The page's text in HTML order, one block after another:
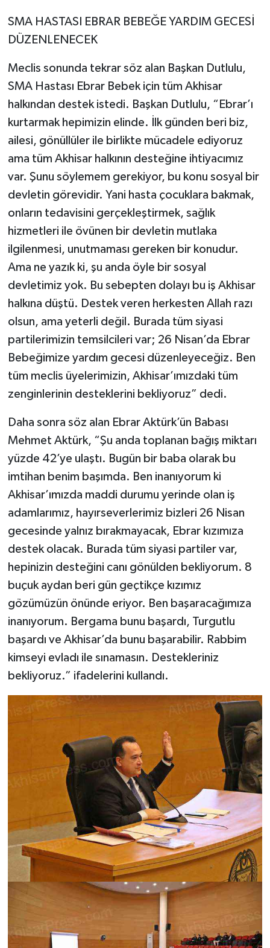
SMA HASTASI EBRAR BEBEĞE YARDIM GECESİ
DÜZENLENECEK
Meclis sonunda tekrar söz alan Başkan Dutlulu,
SMA Hastası Ebrar Bebek için tüm Akhisar
halkından destek istedi. Başkan Dutlulu, “Ebrar’ı
kurtarmak hepimizin elinde. İlk günden beri biz,
ailesi, gönüllüler ile birlikte mücadele ediyoruz
ama tüm Akhisar halkının desteğine ihtiyacımız
var. Şunu söylemem gerekiyor, bu konu sosyal bir
devletin görevidir. Yani hasta çocuklara bakmak,
onların tedavisini gerçekleştirmek, sağlık
hizmetleri ile övünen bir devletin mutlaka
ilgilenmesi, unutmaması gereken bir konudur.
Ama ne yazık ki, şu anda öyle bir sosyal
devletimiz yok. Bu sebepten dolayı bu iş Akhisar
halkına düştü. Destek veren herkesten Allah razı
olsun, ama yeterli değil. Burada tüm siyasi
partilerimizin temsilcileri var; 26 Nisan’da Ebrar
Bebeğimize yardım gecesi düzenleyeceğiz. Ben
tüm meclis üyelerimizin, Akhisar’ımızdaki tüm
zenginlerinin desteklerini bekliyoruz” dedi.
Daha sonra söz alan Ebrar Aktürk’ün Babası
Mehmet Aktürk, “Şu anda toplanan bağış miktarı
yüzde 42’ye ulaştı. Bugün bir baba olarak bu
imtihan benim başımda. Ben inanıyorum ki
Akhisar’ımızda maddi durumu yerinde olan iş
adamlarımız, hayırseverlerimiz bizleri 26 Nisan
gecesinde yalnız bırakmayacak, Ebrar kızımıza
destek olacak. Burada tüm siyasi partiler var,
hepinizin desteğini canı gönülden bekliyorum. 8
buçuk aydan beri gün geçtikçe kızımız
gözümüzün önünde eriyor. Ben başaracağımıza
inanıyorum. Bergama bunu başardı, Turgutlu
başardı ve Akhisar’da bunu başarabilir. Rabbim
kimseyi evladı ile sınamasın. Destekleriniz
bekliyoruz.” ifadelerini kullandı.